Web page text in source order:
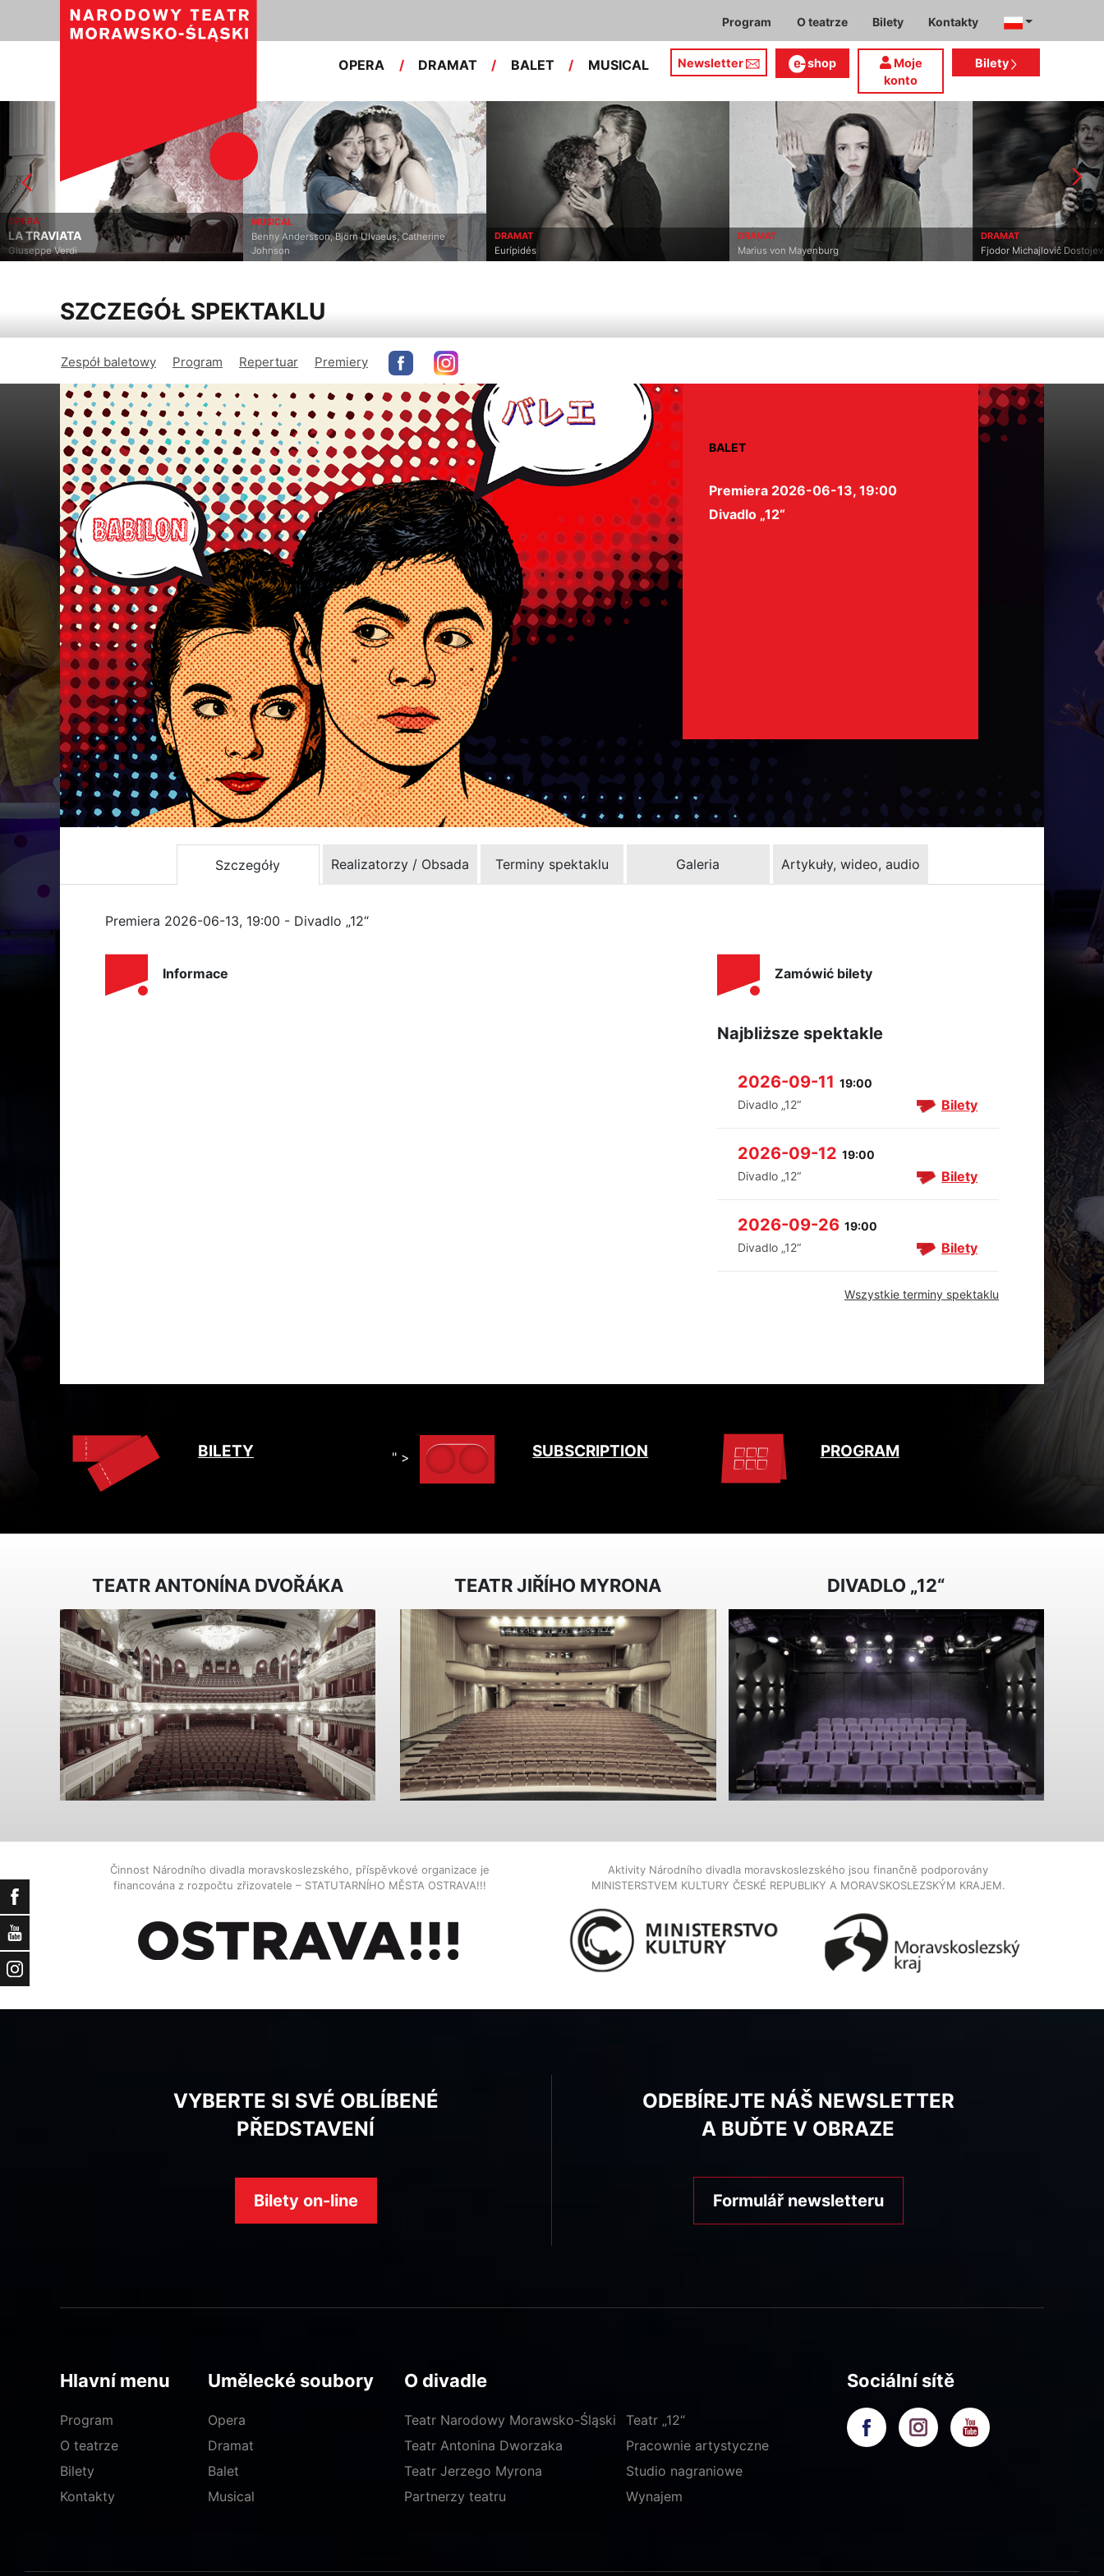
Facebook
YouTube
Instagram
Program O teatrze Bilety Kontakty
OPERA / DRAMAT / BALET / MUSICAL Newsletter shop
Moje
konto
Bilety
OPERA
LA TRAVIATA
Giuseppe Verdi
MUSICAL
Benny Andersson, Björn Ulvaeus, Catherine
Johnson
DRAMAT
Eurípidés
DRAMAT
Marius von Mayenburg
DRAMAT
Fjodor Michajlovič
SZCZEGÓŁ SPEKTAKLU
Zespół baletowy Program Repertuar Premiery
BALET
Premiera 2026-06-13, 19:00
Divadlo „12“
Szczegóły Realizatorzy / Obsada Terminy spektaklu Galeria Artykuły, wideo, audio
Premiera 2026-06-13, 19:00 - Divadlo „12“
Informace Zamówić bilety
Najbliższe spektakle
2026-09-11 19:00
Divadlo „12“
Bilety
2026-09-12 19:00
Divadlo „12“
Bilety
2026-09-26 19:00
Divadlo „12“
Bilety
Wszystkie terminy spektaklu
BILETY " > SUBSCRIPTION PROGRAM
TEATR ANTONÍNA DVOŘÁKA TEATR JIŘÍHO MYRONA DIVADLO „12“
Činnost Národního divadla moravskoslezského, příspěvkové organizace je
financována z rozpočtu zřizovatele – STATUTARNÍHO MĚSTA OSTRAVA!!!
Aktivity Národního divadla moravskoslezského jsou finančně podporovány
MINISTERSTVEM KULTURY ČESKÉ REPUBLIKY A MORAVSKOSLEZSKÝM KRAJEM.
VYBERTE SI SVÉ OBLÍBENÉ
PŘEDSTAVENÍ
Bilety on-line
ODEBÍREJTE NÁŠ NEWSLETTER
A BUĎTE V OBRAZE
Formulář newsletteru
Hlavní menu
Program
O teatrze
Bilety
Kontakty
Umělecké soubory
Opera
Dramat
Balet
Musical
O divadle
Teatr Narodowy Morawsko-Śląski
Teatr Antonina Dworzaka
Teatr Jerzego Myrona
Teatr „12“
Pracownie artystyczne
Studio nagraniowe
Partnerzy teatru
Wynajem
Sociální sítě